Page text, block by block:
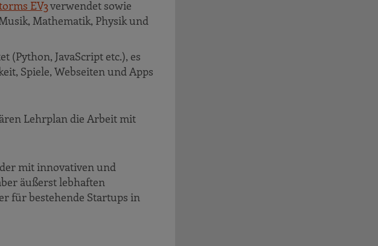
EV3verwendet sowie
Mathematik, Physik und
JavaScript etc.), es
Spiele, Webseiten und Apps
Lehrplan die Arbeit mit
mit innovativen und
äußerst lebhaften
für bestehende Startups in